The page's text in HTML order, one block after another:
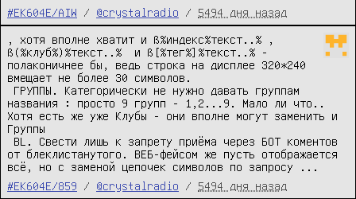
#EK604E/AIW
/ @crystalradio / 5494 дня назад
, хотя вполне хватит и ß%индекс%текст..% ,
ß(%клуб%)%текст..%  и ß[%тег%]%текст..% -
полаконичнее бы, ведь строка на дисплее 320*240
вмещает не более 30 символов.
названия : просто 9 групп - 1,2...9. Мало ли что..
Хотя есть же уже Клубы - они вполне могут заменить и
Группы
от блеклистанутого. ВЕБ-фейсом же пусть отображается
всё, но с заменой цепочек символов по запросу ...
#EK604E/859
/ @crystalradio / 5494 дня назад